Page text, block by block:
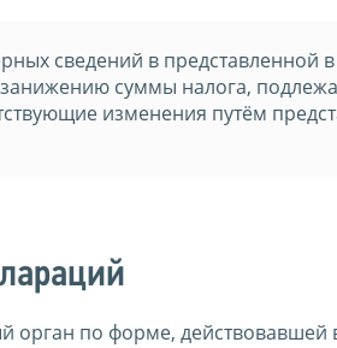
сведений в представленной
суммы налога,
изменения путём
орган по форме, действовавшей